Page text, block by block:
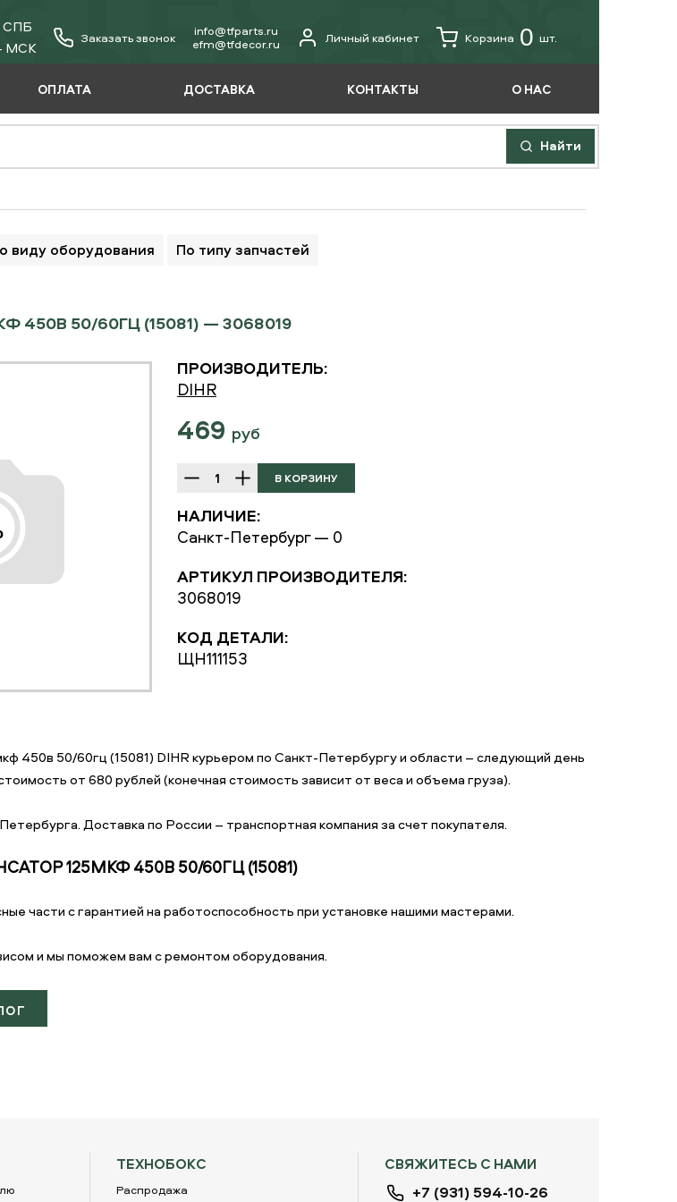
СПБ
МСК
Заказать звонок
info@tfparts.ru
еfm@tfdecor.ru
Личный кабинет Корзина 0 шт.
ОПЛАТА ДОСТАВКА КОНТАКТЫ О НАС
Найти
виду оборудования По типу запчастей
450В 50/60ГЦ (15081) — 3068019
ПРОИЗВОДИТЕЛЬ:
DIHR
469 руб
НАЛИЧИЕ:
Санкт-Петербург — 0
АРТИКУЛ ПРОИЗВОДИТЕЛЯ:
3068019
КОД ДЕТАЛИ:
ЩН111153
450в 50/60гц (15081) DIHR курьером по Санкт-Петербургу и области – следующий день
от 680 рублей (конечная стоимость зависит от веса и объема груза).
Доставка по России – транспортная компания за счет покупателя.
125МКФ 450В 50/60ГЦ (15081)
части с гарантией на работоспособность при установке нашими мастерами.
и мы поможем вам с ремонтом оборудования.
СВЯЖИТЕСЬ С НАМИ
+7 (931) 594-10-26
ТЕХНОБОКС
Распродажа